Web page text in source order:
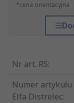
*cena orientacyjna
Nr art. RS:
Numer artykułu
Elfa Distrelec: